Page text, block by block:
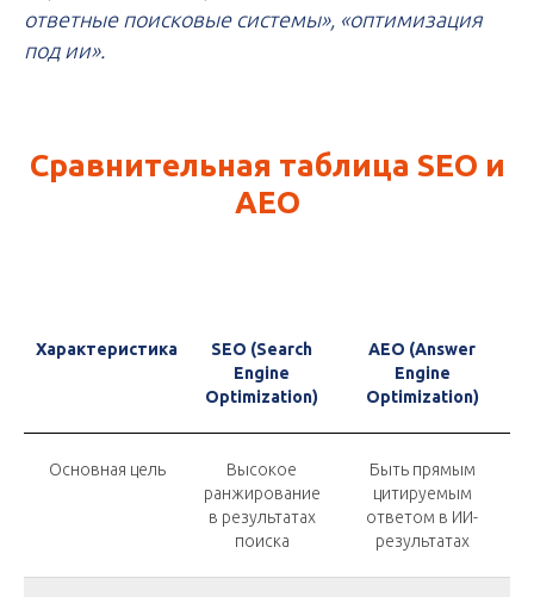
ответные поисковые системы», «оптимизация
под ии».
Сравнительная таблица SEO и
AEO
Характеристика
SEO (Search
Engine
Optimization)
AEO (Answer
Engine
Optimization)
Основная цель
Высокое
ранжирование
в результатах
поиска
Быть прямым
цитируемым
ответом в ИИ-
результатах